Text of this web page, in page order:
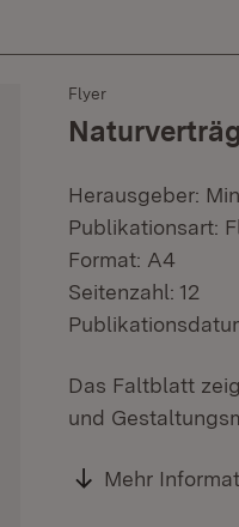
Flyer
Herausgeber:
Publikationsart:
Format: A4
Seitenzahl: 12
Das Faltblatt
und
Mehr